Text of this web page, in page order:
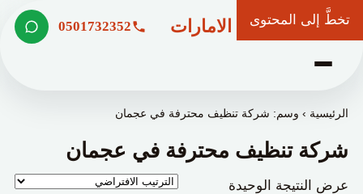
تخطَّ إلى المحتوى
شركة وعد الامارات 0501732352
الرئيسية ›وسم: شركة تنظيف محترفة في عجمان
شركة تنظيف محترفة في عجمان
عرض النتيجة الوحيدة